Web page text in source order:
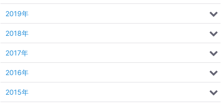
2019年
2018年
2017年
2016年
2015年